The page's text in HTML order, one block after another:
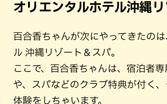
オリエンタルホテル沖縄
百合香ちゃんが次にやってきたの
ル 沖縄リゾート＆スパ。
ここで、百合香ちゃんは、宿泊者
や、スパなどのクラブ特典が付く
体験をしちゃいます。